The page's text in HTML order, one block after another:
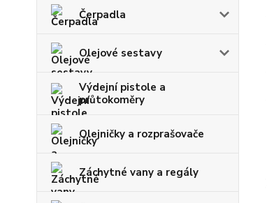
Čerpadla
Olejové sestavy
Výdejní pistole a
průtokoměry
Olejničky a rozprašovače
Záchytné vany a regály